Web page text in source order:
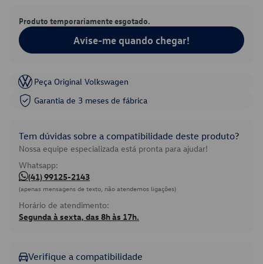
Produto temporariamente esgotado.
Avise-me quando chegar!
Peça Original Volkswagen
Garantia de 3 meses de fábrica
Tem dúvidas sobre a compatibilidade deste produto?
Nossa equipe especializada está pronta para ajudar!
Whatsapp:
(41) 99125-2143
(apenas mensagens de texto, não atendemos ligações)
Horário de atendimento:
Segunda à sexta, das 8h às 17h.
Verifique a compatibilidade